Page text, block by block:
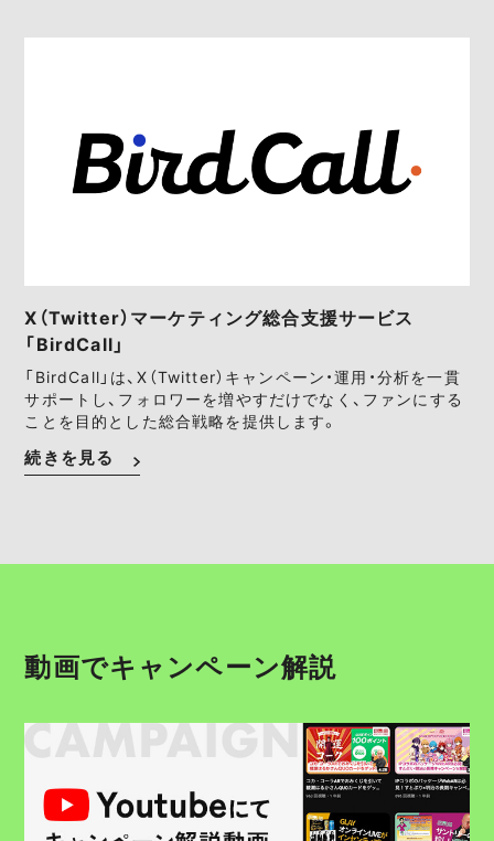
X（Twitter）マーケティング総合支援サービス
「BirdCall」
「BirdCall」は、X（Twitter）キャンペーン・運用・分析を一貫
サポートし、フォロワーを増やすだけでなく、ファンにする
ことを目的とした総合戦略を提供します。
続きを見る
動画でキャンペーン解説